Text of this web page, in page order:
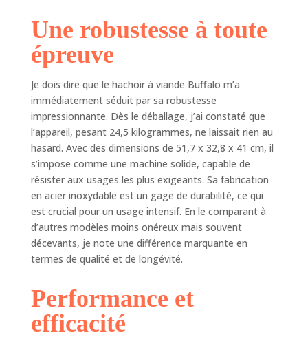
fourni avec des
disques de
SÛR ET FIABLE :
Doté d'un
étanche et d'une
protection contre
les surcharges, ce
hachoir donne la
priorité à votre
sécurité pendant le
fonctionnement
OPTIONS DE
HAUTE
POLYVALENTES : La
fonction inversée
vous permet de
hacher facilement
grasses, vous
Une robustesse à toute
épreuve
Je dois dire que le hachoir à viande Buffalo m’a
immédiatement séduit par sa robustesse
impressionnante. Dès le déballage, j’ai constaté que
l’appareil, pesant 24,5 kilogrammes, ne laissait rien au
hasard. Avec des dimensions de 51,7 x 32,8 x 41 cm, il
s’impose comme une machine solide, capable de
résister aux usages les plus exigeants. Sa fabrication
en acier inoxydable est un gage de durabilité, ce qui
est crucial pour un usage intensif. En le comparant à
d’autres modèles moins onéreux mais souvent
décevants, je note une différence marquante en
termes de qualité et de longévité.
Performance et
efficacité